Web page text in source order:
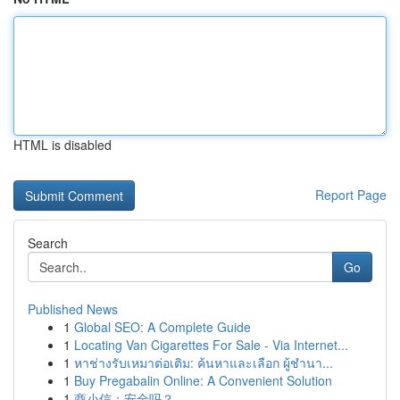
HTML is disabled
Report Page
Search
Go
Published News
1 Global SEO: A Complete Guide
1 Locating Van Cigarettes For Sale - Via Internet...
1 หาช่างรับเหมาต่อเติม: ค้นหาและเลือก ผู้ชำนา...
1 Buy Pregabalin Online: A Convenient Solution